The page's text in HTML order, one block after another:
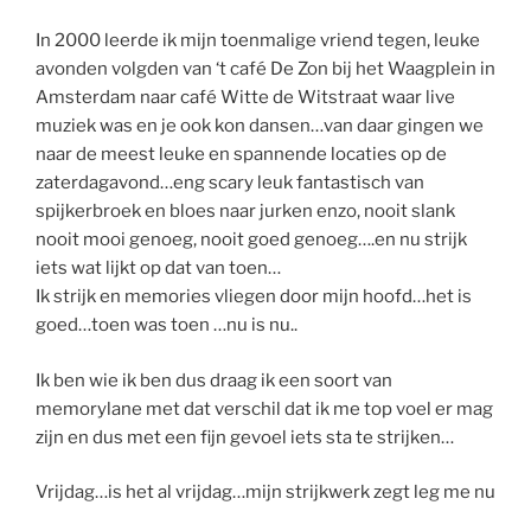
In 2000 leerde ik mijn toenmalige vriend tegen, leuke
avonden volgden van ‘t café De Zon bij het Waagplein in
Amsterdam naar café Witte de Witstraat waar live
muziek was en je ook kon dansen…van daar gingen we
naar de meest leuke en spannende locaties op de
zaterdagavond…eng scary leuk fantastisch van
spijkerbroek en bloes naar jurken enzo, nooit slank
nooit mooi genoeg, nooit goed genoeg….en nu strijk
iets wat lijkt op dat van toen…
Ik strijk en memories vliegen door mijn hoofd…het is
goed…toen was toen …nu is nu..
Ik ben wie ik ben dus draag ik een soort van
memorylane met dat verschil dat ik me top voel er mag
zijn en dus met een fijn gevoel iets sta te strijken…
Vrijdag…is het al vrijdag…mijn strijkwerk zegt leg me nu